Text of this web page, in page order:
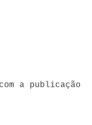
a publicação